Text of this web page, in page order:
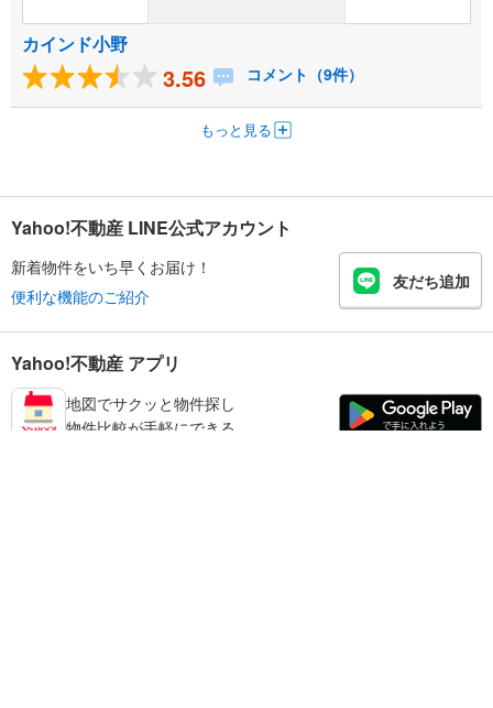
カインド小野
3.56 コメント（9件）
もっと見る
Yahoo!不動産 LINE公式アカウント
新着物件をいち早くお届け！
便利な機能のご紹介
友だち追加
Yahoo!不動産 アプリ
地図でサクッと物件探し
物件比較が手軽にできる